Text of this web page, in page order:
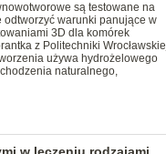
są testowane na
odtworzyć warunki panujące w
3D dla komórek
z Politechniki
używa hydrożelowego
naturalnego,